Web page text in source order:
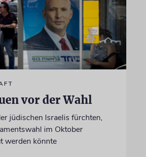
vor der Wahl
jüdischen Israelis fürchten,
im Oktober
werden könnte